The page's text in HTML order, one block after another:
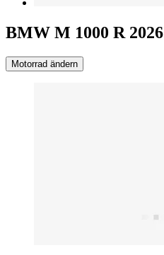
BMW M 1000 R 2026
Motorrad ändern